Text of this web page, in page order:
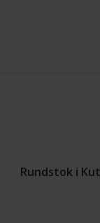
Rundstok i